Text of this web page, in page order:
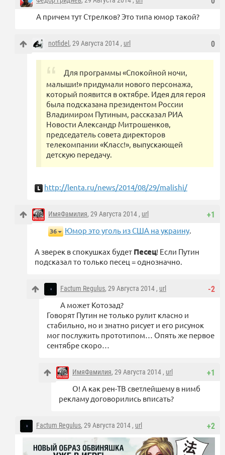
А причем тут Стрелков? Это типа юмор такой?
0
notfidel , 29 Августа 2014 , url
Для программы «Спокойной ночи,
малыши!» придумали нового персонажа,
который появится в октябре. Идея для героя
была подсказана президентом России
Владимиром Путиным, рассказал РИА
Новости Александр Митрошенков,
председатель совета директоров
телекомпании «Класс!», выпускающей
детскую передачу.
http://lenta.ru/news/2014/08/29/malishi/
+1
ИмяФамилия, 29 Августа 2014 , url
36 Юмор это уголь из США на украину
А зверек в спокушках будет Песец! Если Путин
подсказал то только песец = однозначно.
-2
Factum Regulus, 29 Августа 2014 , url
А может Котозад?
Говорят Путин не только рулит класно и
стабильно, но и знатно рисует и его рисунок
мог послужить прототипом… Опять же первое
сентябре скоро…
+1
ИмяФамилия, 29 Августа 2014 , url
О! А как рен-ТВ светлейшему в нимб
рекламу договорились вписать?
+2
Factum Regulus, 29 Августа 2014 , url